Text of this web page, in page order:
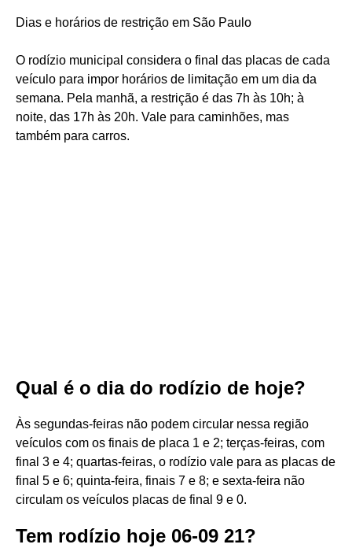
Dias e horários de restrição em São Paulo
O rodízio municipal considera o final das placas de cada
veículo para impor horários de limitação em um dia da
semana. Pela manhã, a restrição é das 7h às 10h; à
noite, das 17h às 20h. Vale para caminhões, mas
também para carros.
Qual é o dia do rodízio de hoje?
Às segundas-feiras não podem circular nessa região
veículos com os finais de placa 1 e 2; terças-feiras, com
final 3 e 4; quartas-feiras, o rodízio vale para as placas de
final 5 e 6; quinta-feira, finais 7 e 8; e sexta-feira não
circulam os veículos placas de final 9 e 0.
Tem rodízio hoje 06-09 21?